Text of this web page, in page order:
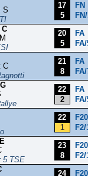
S
17
FN
5
20
FA
5
C
21
FA
8
22
FA
2
22
1
F2/
5 TSE
23
8
F2/
24